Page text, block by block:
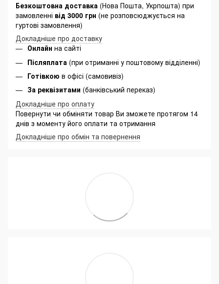
Безкоштовна доставка (Нова Пошта, Укрпошта) при
замовленні від 3000 грн (не розповсюджується на
гуртові замовлення)
Докладніше про доставку
Онлайн на сайті
Післяплата (при отриманні у поштовому відділенні)
Готівкою в офісі (самовивіз)
За реквізитами (банківський переказ)
Докладніше про оплату
Повернути чи обміняти товар Ви зможете протягом 14
днів з моменту його оплати та отримання
Докладніше про обмін та повернення